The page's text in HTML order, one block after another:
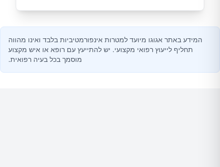
המידע באתר אגוגו מיועד למטרות אינפורמטיביות בלבד ואינו מהווה
תחליף לייעוץ רפואי מקצועי. יש להתייעץ עם רופא או איש מקצוע
מוסמך בכל בעיה רפואית.